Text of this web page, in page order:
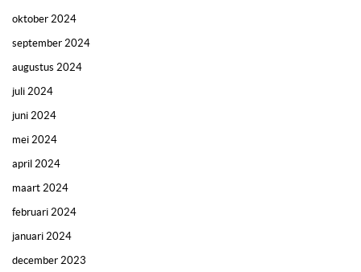
oktober 2024
september 2024
augustus 2024
juli 2024
juni 2024
mei 2024
april 2024
maart 2024
februari 2024
januari 2024
december 2023